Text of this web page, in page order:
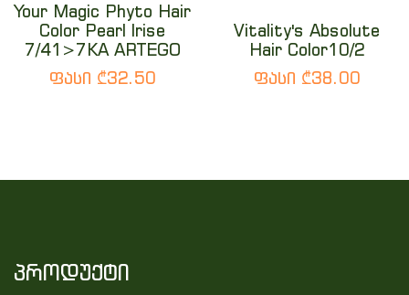
Your Magic Phyto Hair
Color Pearl Irise
7/41>7KA ARTEGO
ფასი ₾32.50
Vitality's Absolute
Hair Color10/2
ფასი ₾38.00
პროდუქტი